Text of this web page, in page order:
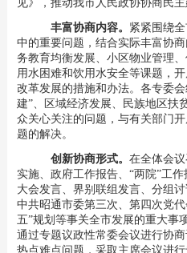
丰富协商内容。 紧紧围绕
中的重要问题，结合实际丰富协
务教育均衡发展、小区物业管理
用水困难和饮用水安全等课题，
改革发展的措施和办法。各专委
建”、区域经济发展、民族地区扶
众关心关注的问题，与有关部门
题的解决。
创新协商形式。 在全体会
实施、政府工作报告、“两院”工
大会发言、界别联组发言、分组
中共昭通市委第三次、第四次党代
五”规划等事关全市发展的重大事
通过专题议政性常委会议进行协商
热点难点问题，采取主席会议进行